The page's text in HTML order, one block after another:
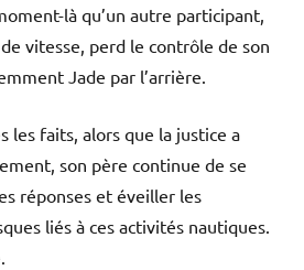
là qu’un autre participant,
vitesse, perd le contrôle de son
Jade par l’arrière.
les faits, alors que la justice a
son père continue de se
réponses et éveiller les
liés à ces activités nautiques.